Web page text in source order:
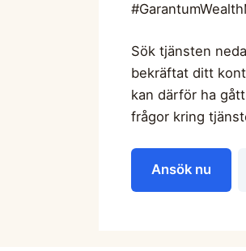
Sök tjänsten
bekräftat ditt
kan därför ha
frågor kring
Ansök nu